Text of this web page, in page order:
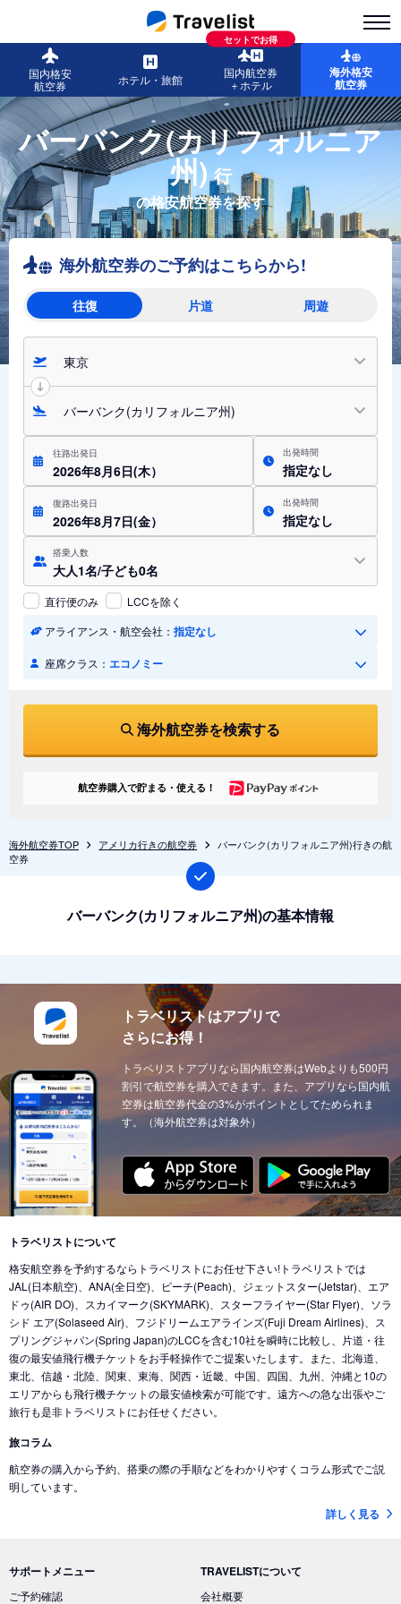
国内格安
航空券
ホテル・旅館
セットでお得
国内航空券
＋ホテル
海外格安
航空券
バーバンク(カリフォルニア
州)行
の格安航空券を探す
海外航空券のご予約はこちらから!
往復 片道 周遊
東京
バーバンク(カリフォルニア州)
往路出発日
2026年8月6日(木）
出発時間
指定なし
復路出発日
2026年8月7日(金）
出発時間
指定なし
搭乗人数
大人1名/子ども0名
直行便のみ
LCCを除く
アライアンス・航空会社： 指定なし
座席クラス： エコノミー
海外航空券を検索する
航空券購入で貯まる・使える！
海外航空券TOP アメリカ行きの航空券
バーバンク(カリフォルニア州)行きの航
空券
バーバンク(カリフォルニア州)の基本情報
トラベリストはアプリで
さらにお得！
トラベリストアプリなら国内航空券はWebよりも500円
割引で航空券を購入できます。また、アプリなら国内航
空券は航空券代金の3%がポイントとしてためられま
す。（海外航空券は対象外）
トラベリストについて
格安航空券を予約するならトラベリストにお任せ下さい!トラベリストでは
JAL(日本航空)、ANA(全日空)、ピーチ(Peach)、ジェットスター(Jetstar)、エア
ドゥ(AIR DO)、スカイマーク(SKYMARK)、スターフライヤー(Star Flyer)、ソラ
シド エア(Solaseed Air)、フジドリームエアラインズ(Fuji Dream Airlines)、ス
プリングジャパン(Spring Japan)のLCCを含む10社を瞬時に比較し、片道・往
復の最安値飛行機チケットをお手軽操作でご提案いたします。また、北海道、
東北、信越・北陸、関東、東海、関西・近畿、中国、四国、九州、沖縄と10の
エリアからも飛行機チケットの最安値検索が可能です。遠方への急な出張やご
旅行も是非トラベリストにお任せください。
旅コラム
航空券の購入から予約、搭乗の際の手順などをわかりやすくコラム形式でご説
明しています。
詳しく見る
サポートメニュー
ご予約確認
TRAVELISTについて
会社概要